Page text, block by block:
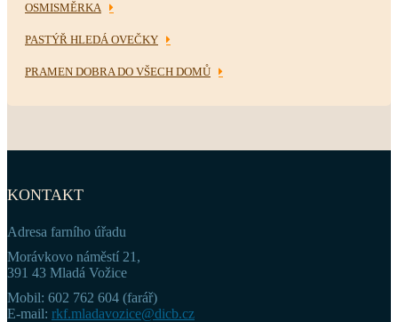
OSMISMĚRKA
PASTÝŘ HLEDÁ OVEČKY
PRAMEN DOBRA DO VŠECH DOMŮ
KONTAKT
Adresa farního úřadu
Morávkovo náměstí 21,
391 43 Mladá Vožice
Mobil: 602 762 604 (farář)
E-mail: rkf.mladavozice@dicb.cz